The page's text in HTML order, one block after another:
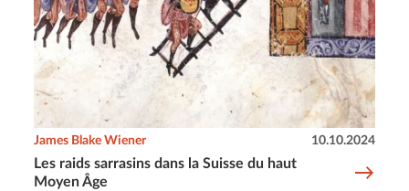
Les raids sarrasins dans la Suisse du haut
Moyen Âge
James Blake Wiener 10.10.2024